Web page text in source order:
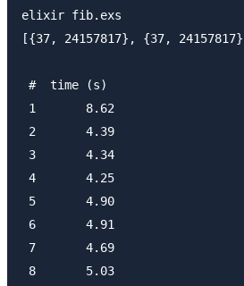
elixir fib.exs
[{37, 24157817}, {37,
#  time (s)
1       8.62
2       4.39
3       4.34
4       4.25
5       4.90
6       4.91
7       4.69
8       5.03